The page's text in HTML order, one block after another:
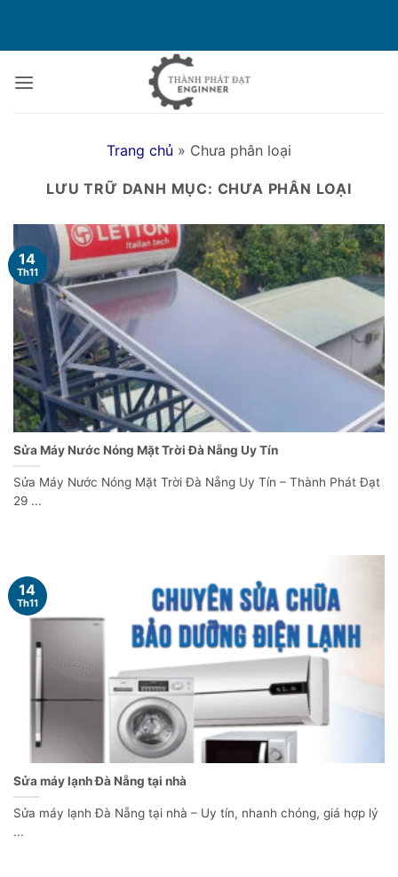
nội
dung
Trang chủ » Chưa phân loại
LƯU TRỮ DANH MỤC: CHƯA PHÂN LOẠI
Sửa Máy Nước Nóng Mặt Trời Đà Nẵng Uy Tín
Sửa Máy Nước Nóng Mặt Trời Đà Nẵng Uy Tín – Thành Phát Đạt
29 ...
14
Th11
Sửa máy lạnh Đà Nẵng tại nhà
Sửa máy lạnh Đà Nẵng tại nhà – Uy tín, nhanh chóng, giá hợp lý
...
14
Th11